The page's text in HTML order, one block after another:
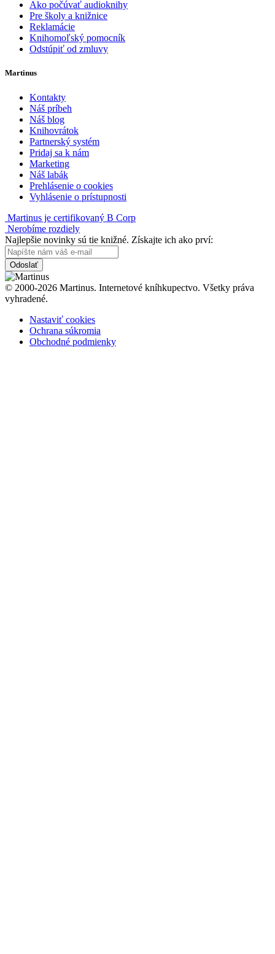
Ako počúvať audioknihy
Pre školy a knižnice
Reklamácie
Knihomoľský pomocník
Odstúpiť od zmluvy
Martinus
Kontakty
Náš príbeh
Náš blog
Knihovrátok
Partnerský systém
Pridaj sa k nám
Marketing
Náš labák
Prehlásenie o cookies
Vyhlásenie o prístupnosti
Martinus je certifikovaný B Corp
Nerobíme rozdiely
Najlepšie novinky sú tie knižné. Získajte ich ako prví:
Odoslať
© 2000-2026 Martinus. Internetové kníhkupectvo. Všetky práva
vyhradené.
Nastaviť cookies
Ochrana súkromia
Obchodné podmienky